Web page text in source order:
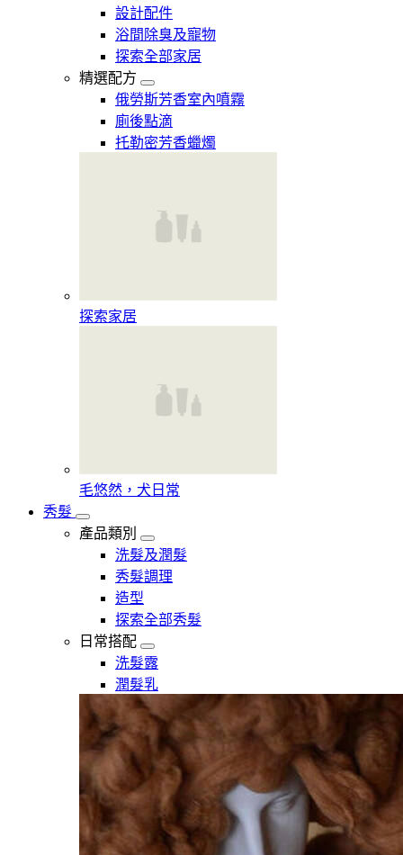
設計配件
浴間除臭及寵物
探索全部家居
精選配方
俄勞斯芳香室內噴霧
廁後點滴
托勒密芳香蠟燭
探索家居
毛悠然，犬日常
秀髮
產品類別
洗髮及潤髮
秀髮調理
造型
探索全部秀髮
日常搭配
洗髮露
潤髮乳